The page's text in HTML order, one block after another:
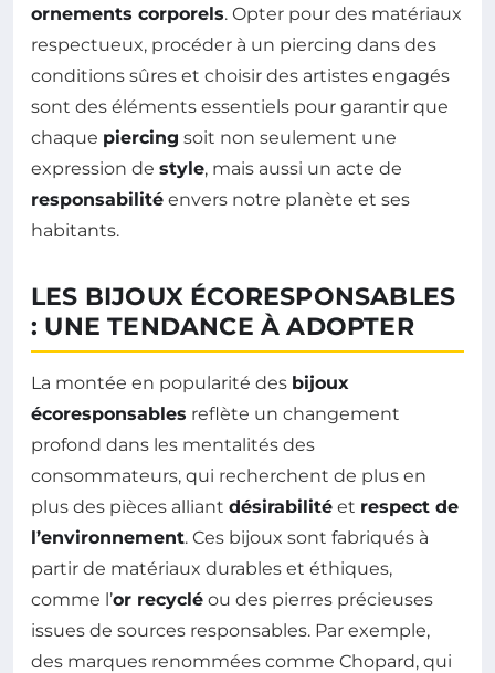
ornements corporels. Opter pour des matériaux
respectueux, procéder à un piercing dans des
conditions sûres et choisir des artistes engagés
sont des éléments essentiels pour garantir que
chaque piercing soit non seulement une
expression de style, mais aussi un acte de
responsabilité envers notre planète et ses
habitants.
LES BIJOUX ÉCORESPONSABLES
: UNE TENDANCE À ADOPTER
La montée en popularité des bijoux
écoresponsables reflète un changement
profond dans les mentalités des
consommateurs, qui recherchent de plus en
plus des pièces alliant désirabilité et respect de
l’environnement. Ces bijoux sont fabriqués à
partir de matériaux durables et éthiques,
comme l’or recyclé ou des pierres précieuses
issues de sources responsables. Par exemple,
des marques renommées comme Chopard, qui